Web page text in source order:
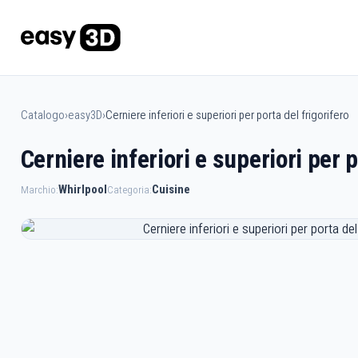
Catalogo›easy3D›Cerniere inferiori e superiori per porta del frigorifero
Cerniere inferiori e superiori per
Marchio:WhirlpoolCategoria:Cuisine